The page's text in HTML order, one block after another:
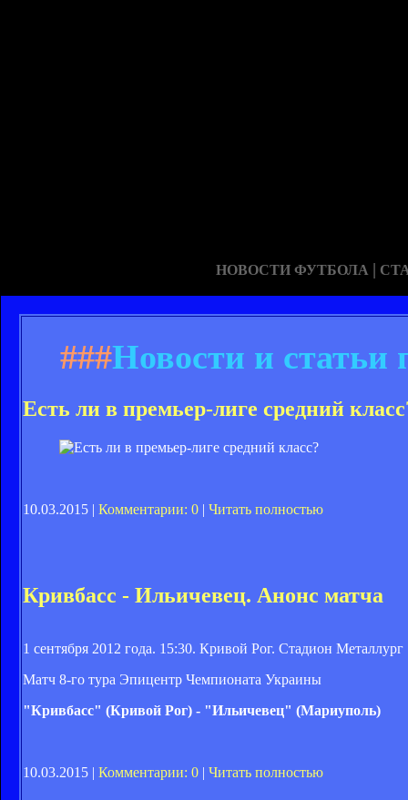
НОВОСТИ ФУТБОЛА |
###Новости и статьи
Есть ли в премьер-лиге средний
10.03.2015 | Комментарии: 0 | Читать полностью
Кривбасс - Ильичевец. Анонс матча
1 сентября 2012 года. 15:30. Кривой Рог. Стадион Металлург
Матч 8-го тура Эпицентр Чемпионата Украины
"Кривбасс" (Кривой Рог) - "Ильичевец" (Мариуполь)
10.03.2015 | Комментарии: 0 | Читать полностью